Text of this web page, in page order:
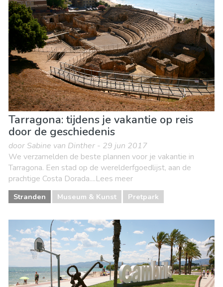
Tarragona: tijdens je vakantie op reis
door de geschiedenis
door Sabine van Dinther - 29 jun 2017
We verzamelden de beste plannen voor je vakantie in
Tarragona. Een stad op de werelderfgoedlijst, aan de
prachtige Costa Dorada....Lees meer
Stranden Museum & Kunst Pretpark